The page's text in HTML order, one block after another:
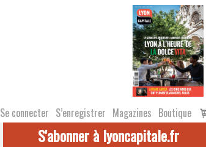
Se connecter S’enregistrer Magazines Boutique
le
S'abonner à lyoncapitale.fr